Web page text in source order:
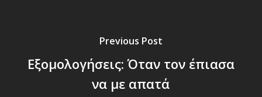
Previous Post
Εξομολογήσεις: Όταν τον έπιασα
να με απατά